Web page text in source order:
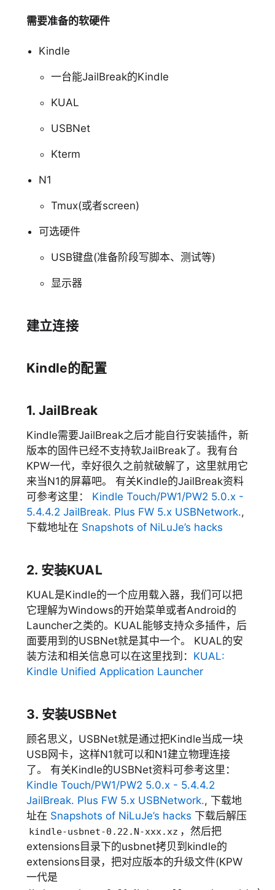
需要准备的软硬件
Kindle
一台能JailBreak的Kindle
KUAL
USBNet
Kterm
N1
Tmux(或者screen)
可选硬件
USB键盘(准备阶段写脚本、测试等)
显示器
建立连接
Kindle的配置
1. JailBreak
Kindle需要JailBreak之后才能自行安装插件，新
版本的固件已经不支持软JailBreak了。我有台
KPW一代，幸好很久之前就破解了，这里就用它
来当N1的屏幕吧。 有关Kindle的JailBreak资料
可参考这里：
Kindle Touch/PW1/PW2 5.0.x -
5.4.4.2 JailBreak. Plus FW 5.x USBNetwork.,
下载地址在 Snapshots of NiLuJe’s hacks
2. 安装KUAL
KUAL是Kindle的一个应用载入器，我们可以把
它理解为Windows的开始菜单或者Android的
Launcher之类的。KUAL能够支持众多插件，后
面要用到的USBNet就是其中一个。 KUAL的安
装方法和相关信息可以在这里找到： KUAL:
Kindle Unified Application Launcher
3. 安装USBNet
顾名思义，USBNet就是通过把Kindle当成一块
USB网卡，这样N1就可以和N1建立物理连接
了。 有关Kindle的USBNet资料可参考这里：
Kindle Touch/PW1/PW2 5.0.x - 5.4.4.2
JailBreak. Plus FW 5.x USBNetwork., 下载地
址在 Snapshots of NiLuJe’s hacks 下载后解压
kindle-usbnet-0.22.N-xxx.xz ，然后把
extensions目录下的usbnet拷贝到kindle的
extensions目录，把对应版本的升级文件(KPW
一代是